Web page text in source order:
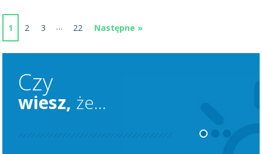
1 2 3 … 22 Następne »
Czy
wiesz, że...